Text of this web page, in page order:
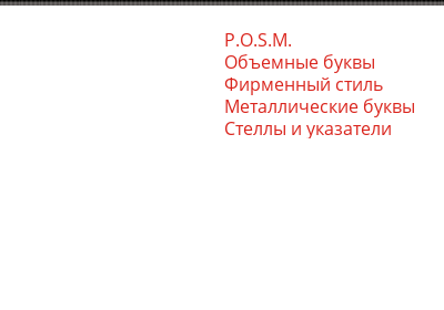
P.O.S.M.
Объемные буквы
Фирменный стиль
Ме­тал­ли­чес­кие бук­вы
Стел­лы и ука­зате­ли